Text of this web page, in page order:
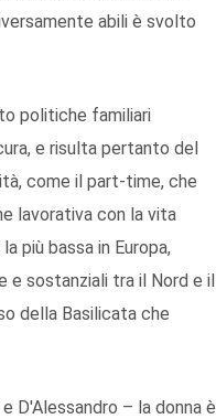
abili è svolto
politiche familiari
e risulta pertanto del
come il part-time, che
lavorativa con la vita
più bassa in Europa,
e sostanziali tra il Nord e il
della Basilicata che
D'Alessandro – la donna è